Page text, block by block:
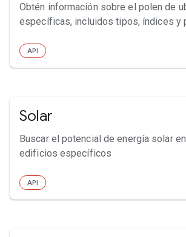
Obtén información sobre el polen de
específicas, incluidos tipos, índices y
API
Solar
Buscar el potencial de energía solar
edificios específicos
API